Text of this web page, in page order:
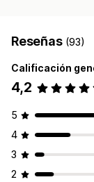
Reseñas (93)
Calificación
4,2
5
4
3
2